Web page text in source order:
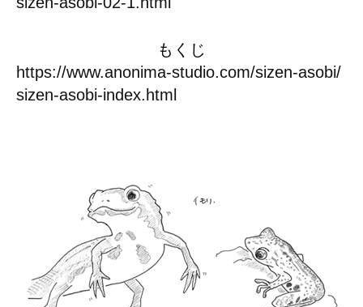
もくじ
https://www.anonima-studio.com/sizen-asobi/
sizen-asobi-index.html